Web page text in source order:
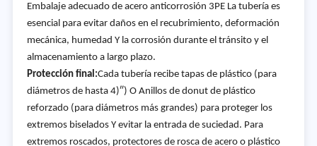
Embalaje adecuado de acero anticorrosión 3PE La tubería es
esencial para evitar daños en el recubrimiento, deformación
mecánica, humedad Y la corrosión durante el tránsito y el
almacenamiento a largo plazo.
Protección final:Cada tubería recibe tapas de plástico (para
diámetros de hasta 4)″) O Anillos de donut de plástico
reforzado (para diámetros más grandes) para proteger los
extremos biselados Y evitar la entrada de suciedad. Para
extremos roscados, protectores de rosca de acero o plástico